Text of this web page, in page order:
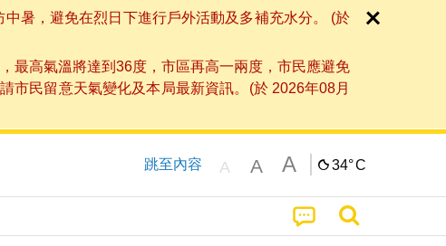
暑，避免在烈日下進行戶外活動及多補充水分。 (於
最高氣溫將達到36度，市區再高一兩度，市民應避免
市民留意天氣變化及本局最新資訊。(於 2026年08月
跳至內容 A A A 34°C